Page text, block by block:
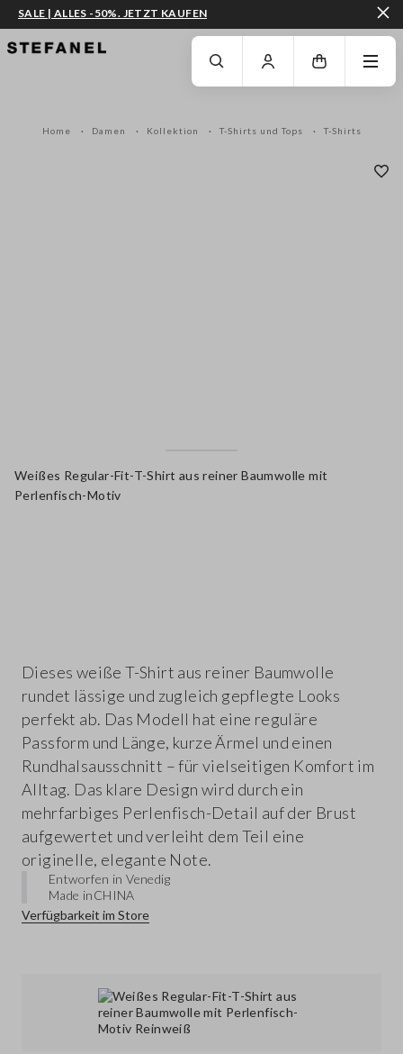
ZUM HAUPTINHALT SPRINGEN GEHEN SIE ZUM ENDE DER SEITE
SALE | ALLES -50%. JETZT KAUFEN
Home Damen Kollektion T-Shirts und Tops T-Shirts
Weißes Regular-Fit-T-Shirt aus reiner Baumwolle mit
Perlenfisch-Motiv
Dieses weiße T-Shirt aus reiner Baumwolle
rundet lässige und zugleich gepflegte Looks
perfekt ab. Das Modell hat eine reguläre
Passform und Länge, kurze Ärmel und einen
Rundhalsausschnitt – für vielseitigen Komfort im
Alltag. Das klare Design wird durch ein
mehrfarbiges Perlenfisch-Detail auf der Brust
aufgewertet und verleiht dem Teil eine
originelle, elegante Note.
Entworfen in Venedig
Made inCHINA
Verfügbarkeit im Store